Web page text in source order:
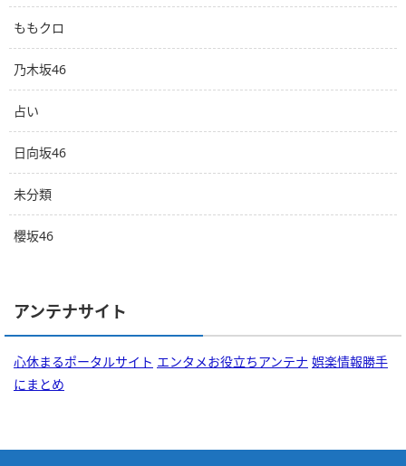
ももクロ
乃木坂46
占い
日向坂46
未分類
櫻坂46
アンテナサイト
心休まるポータルサイト エンタメお役立ちアンテナ 娯楽情報勝手
にまとめ